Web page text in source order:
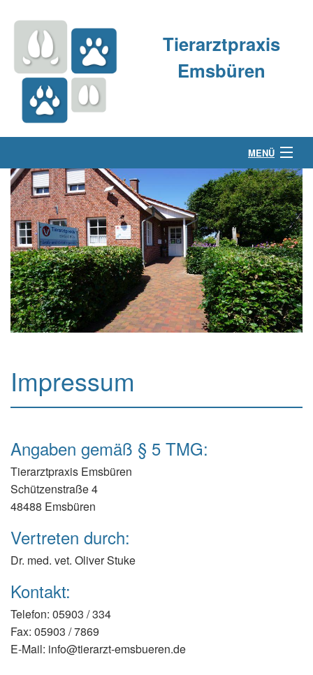
Tierarztpraxis
Emsbüren
MENÜ
Über uns
Kleintierpraxis
Großtierpraxis
Kontakt & Anfahrt
Impressum
Angaben gemäß § 5 TMG:
Tierarztpraxis Emsbüren
Schützenstraße 4
48488 Emsbüren
Vertreten durch:
Dr. med. vet. Oliver Stuke
Kontakt:
Telefon: 05903 / 334
Fax: 05903 / 7869
E-Mail: info@tierarzt-emsbueren.de